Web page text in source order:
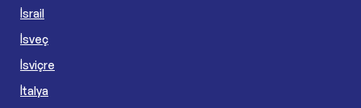
İsrail
İsveç
İsviçre
İtalya